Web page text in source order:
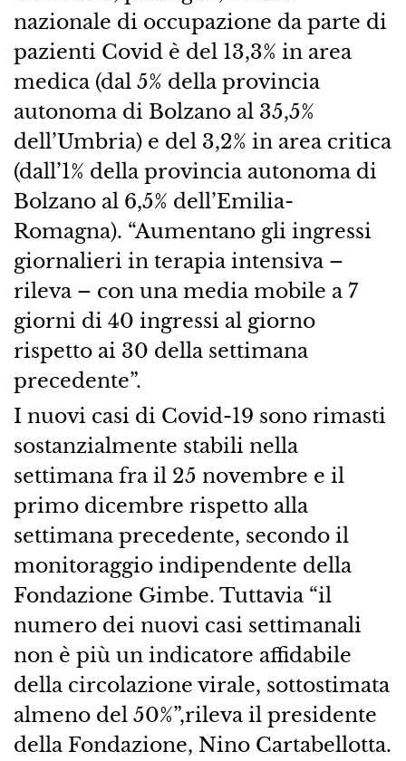
nazionale di occupazione da parte di
pazienti Covid è del 13,3% in area
medica (dal 5% della provincia
autonoma di Bolzano al 35,5%
dell’Umbria) e del 3,2% in area critica
(dall’1% della provincia autonoma di
Bolzano al 6,5% dell’Emilia-
Romagna). “Aumentano gli ingressi
giornalieri in terapia intensiva –
rileva – con una media mobile a 7
giorni di 40 ingressi al giorno
rispetto ai 30 della settimana
precedente”.
I nuovi casi di Covid-19 sono rimasti
sostanzialmente stabili nella
settimana fra il 25 novembre e il
primo dicembre rispetto alla
settimana precedente, secondo il
monitoraggio indipendente della
Fondazione Gimbe. Tuttavia “il
numero dei nuovi casi settimanali
non è più un indicatore affidabile
della circolazione virale, sottostimata
almeno del 50%”,rileva il presidente
della Fondazione, Nino Cartabellotta.